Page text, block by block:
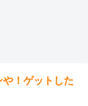
！ゲットした